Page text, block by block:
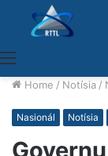
Home / Notísia /
Nasionál Notísia